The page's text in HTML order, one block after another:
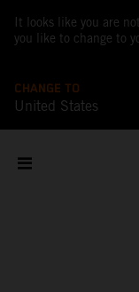
It looks like you are
you like to change to
CHANGE TO
United States